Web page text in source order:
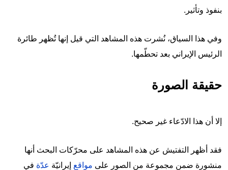
بنفوذ وتأثير.
وفي هذا السياق، نُشرت هذه المشاهد التي قيل إنها تُظهر طائرة
الرئيس الإيراني بعد تحطّمها.
حقيقة الصورة
إلا أن هذا الادّعاء غير صحيح.
فقد أظهر التفتيش عن هذه المشاهد على محرّكات البحث أنها
منشورة ضمن مجموعة من الصور على مواقع إيرانيّة عدّة في